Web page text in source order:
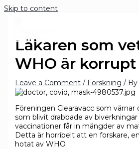
Skip to content
Läkaren som
WHO är korrupt
Leave a Comment / Forskning / By
Föreningen Clearavacc som värnar
som blivit drabbade av
vaccinationer får in mängder av
Detta är horribelt att en forskare,
hotat av WHO